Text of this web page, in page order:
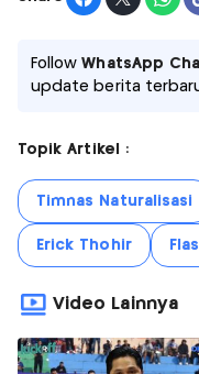
FollowWhatsApp
update berita
Topik Artikel :
Timnas Naturalisasi
Erick Thohir
Video Lainnya